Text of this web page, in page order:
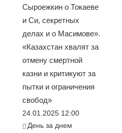
Сыроежкин о Токаеве
и Си, секретных
делах и о Масимове».
«Казахстан хвалят за
отмену смертной
казни и критикуют за
пытки и ограничения
свобод»
24.01.2025 12:00
День за днем